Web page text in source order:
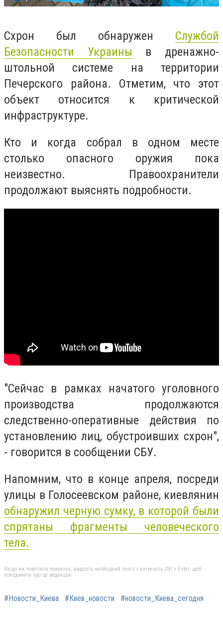
Схрон был обнаружен Службой
Безопасности Украины в дренажно-
штольной системе на территории
Печерского района. Отметим, что этот
объект относится к критической
инфраструктуре.
Кто и когда собрал в одном месте
столько опасного оружия пока
неизвестно. Правоохранители
продолжают выяснять подробности.
"Сейчас в рамках начатого уголовного
производства продолжаются
следственно-оперативные действия по
установлению лиц, обустроивших схрон",
- говорится в сообщении СБУ.
Напомним, что в конце апреля, посреди
улицы в Голосеевском районе, киевлянин
обнаружил черную сумку, в которой были
спрятаны фрагменты человеческого
тела.
Якщо ви помітили помилку, виділіть необхідний текст і натисніть Ctrl + Enter, щоб
повідомити про це редакцію
#Новости_Киева #Киев_новости #новости_Киева_сегодня